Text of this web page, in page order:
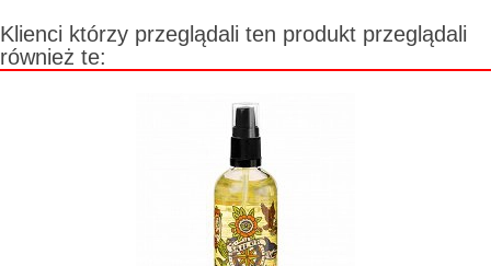
Klienci którzy przeglądali ten produkt przeglądali
również te: